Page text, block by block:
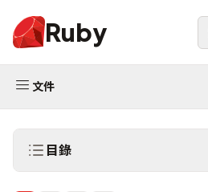
Ruby
文件
目錄